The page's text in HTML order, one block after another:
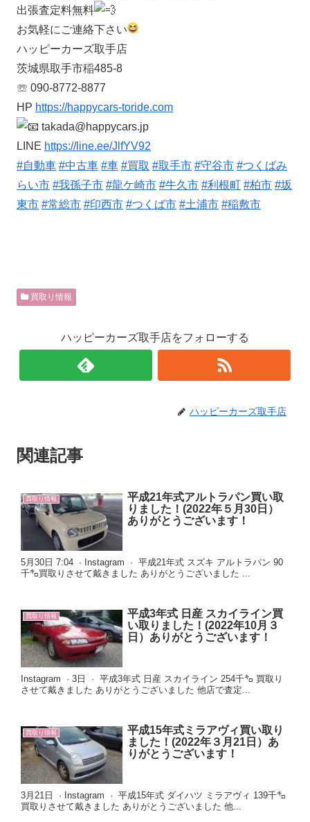
出張査定料無料
お気軽にご連絡下さい
ハッピーカーズ取手店
茨城県取手市稲485-8
☏ 090-8772-8877
HP https://happycars-toride.com
takada@happycars.jp
LINE https://line.ee/JlfYV92
#自動車 #中古車 #車 #買取 #取手市 #守谷市 #つくばみ
らい市 #我孫子市 #龍ケ崎市 #牛久市 #利根町 #柏市 #坂
東市 #常総市 #印西市 #つくば市 #土浦市 #稲敷市
買取り情報
ハッピーカーズ取手店をフォローする
ハッピーカーズ取手店
関連記事
買取り情報
平成21年式アルトラパン買い取
りました！(2022年５月30日）
ありがとうございます！
5月30日 7:04 · Instagram · 平成21年式 スズキ アルトラパン 90
千㌔買取りさせて戴きました ありがとうございました ...
買取り情報
平成3年式 日産 スカイライン買
い取りました！(2022年10月３
日）ありがとうございます！
Instagram · 3日 · 平成3年式 日産 スカイライン 254千㌔ 買取り
させて戴きました ありがとうございました 他店で査定...
買取り情報
平成15年式ミラアヴィ買い取り
ました！(2022年３月21日）あ
りがとうございます！
3月21日 · Instagram · 平成15年式 ダイハツ ミラアヴィ 139千㌔
買取りさせて戴きました ありがとうございました 他...